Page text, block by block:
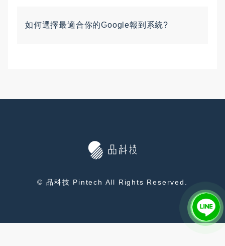
如何選擇最適合你的Google報到系統?
© 品科技 Pintech All Rights Reserved.